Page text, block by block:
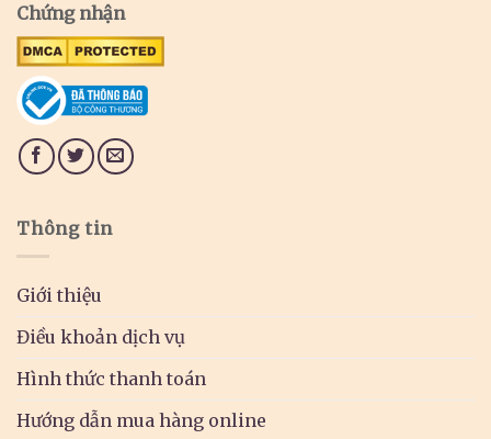
Chứng nhận
Thông tin
Giới thiệu
Điều khoản dịch vụ
Hình thức thanh toán
Hướng dẫn mua hàng online